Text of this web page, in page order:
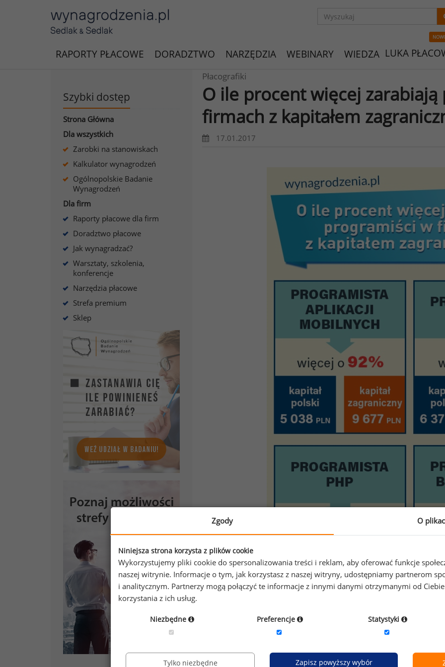
RAPORTY PŁACOWE DORADZTWO NARZĘDZIA WEBINARY WIEDZA LUKA
Szybki dostęp
Strona Główna
Dla wszystkich
Zarobki na stanowiskach
Kalkulator wynagrodzeń
Ogólnopolskie Badanie
Wynagrodzeń
Dla firm
Raporty płacowe dla firm
Doradztwo płacowe
Jak wynagradzać?
Warsztaty, szkolenia,
konferencje
Narzędzia płacowe
Strefa premium
Sklep
Płacografiki
O ile procent więcej
firmach z kapitałem
17.01.2017
Zgody O
Niniejsza strona korzysta z plików cookie
Wykorzystujemy pliki cookie do spersonalizowania treści i reklam, aby oferować funkcje
naszej witrynie. Informacje o tym, jak korzystasz z naszej witryny, udostępniamy partnerom
i analitycznym. Partnerzy mogą połączyć te informacje z innymi danymi otrzymanymi od
korzystania z ich usług.
Niezbędne Preferencje Statystyki
Tylko niezbędne Zapisz powyższy wybór